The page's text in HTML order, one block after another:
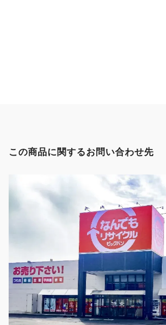
この商品に関するお問い合わせ先